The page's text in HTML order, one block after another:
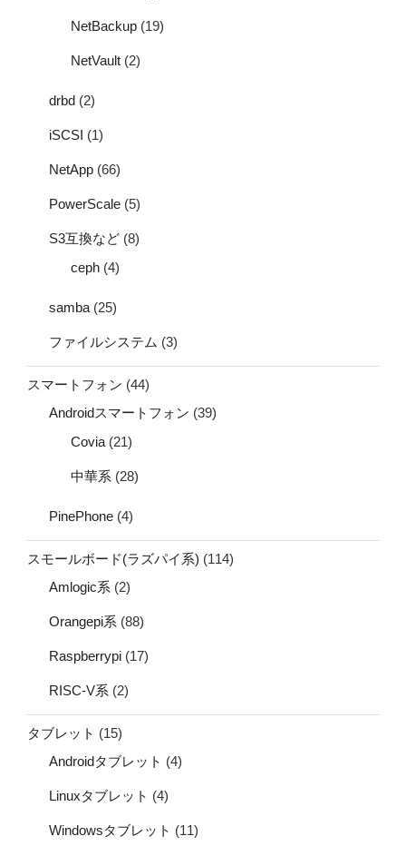
NetBackup (19)
NetVault (2)
drbd (2)
iSCSI (1)
NetApp (66)
PowerScale (5)
S3互換など (8)
ceph (4)
samba (25)
ファイルシステム (3)
スマートフォン (44)
Androidスマートフォン (39)
Covia (21)
中華系 (28)
PinePhone (4)
スモールボード(ラズパイ系) (114)
Amlogic系 (2)
Orangepi系 (88)
Raspberrypi (17)
RISC-V系 (2)
タブレット (15)
Androidタブレット (4)
Linuxタブレット (4)
Windowsタブレット (11)